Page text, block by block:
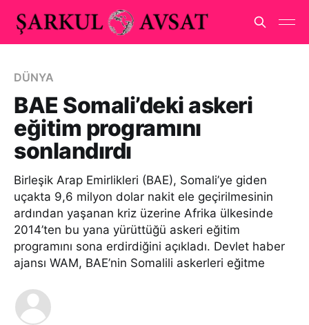
DÜNYA
BAE Somali’deki askeri
eğitim programını
sonlandırdı
Birleşik Arap Emirlikleri (BAE), Somali’ye giden
uçakta 9,6 milyon dolar nakit ele geçirilmesinin
ardından yaşanan kriz üzerine Afrika ülkesinde
2014’ten bu yana yürüttüğü askeri eğitim
programını sona erdirdiğini açıkladı. Devlet haber
ajansı WAM, BAE’nin Somalili askerleri eğitme